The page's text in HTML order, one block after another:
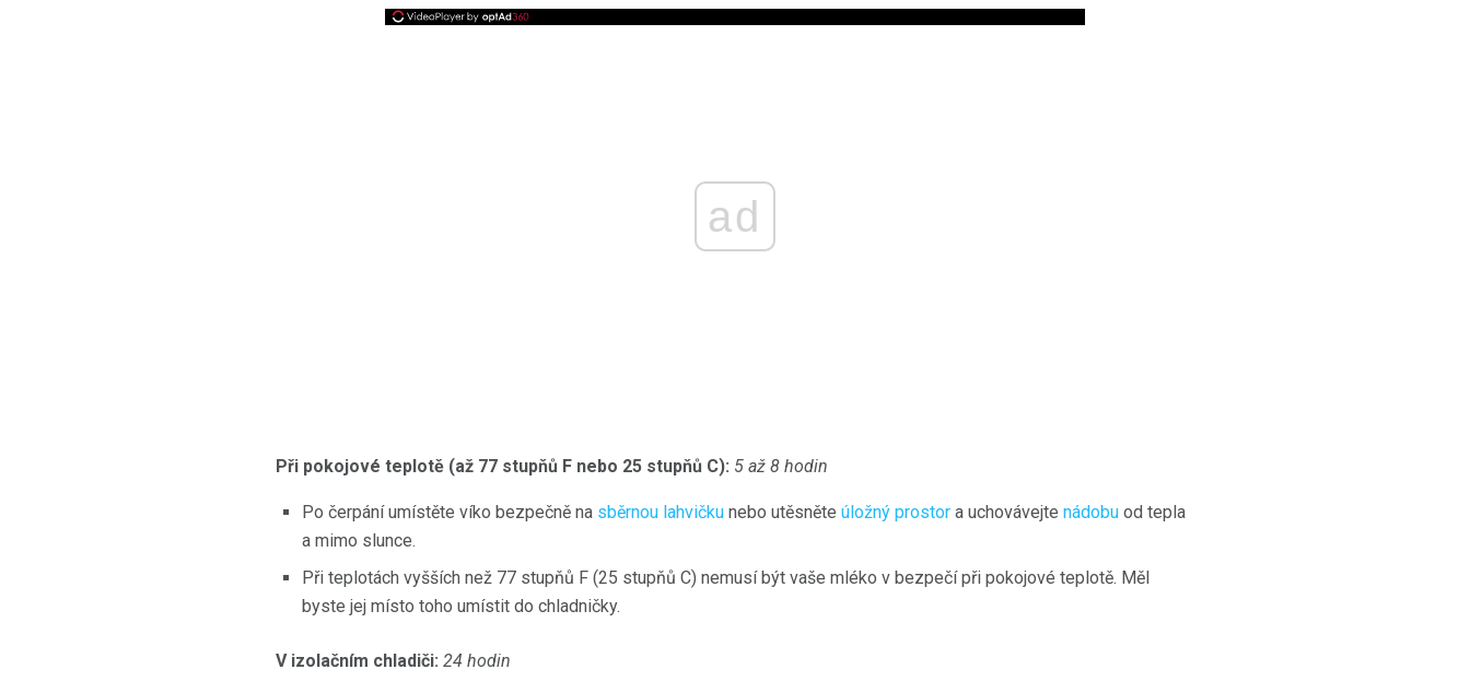
ad
Při pokojové teplotě (až 77 stupňů F nebo 25 stupňů C): 5 až 8 hodin
Po čerpání umístěte víko bezpečně na sběrnou lahvičku nebo utěsněte úložný prostor a uchovávejte nádobu od tepla
a mimo slunce.
Při teplotách vyšších než 77 stupňů F (25 stupňů C) nemusí být vaše mléko v bezpečí při pokojové teplotě. Měl
byste jej místo toho umístit do chladničky.
V izolačním chladiči: 24 hodin